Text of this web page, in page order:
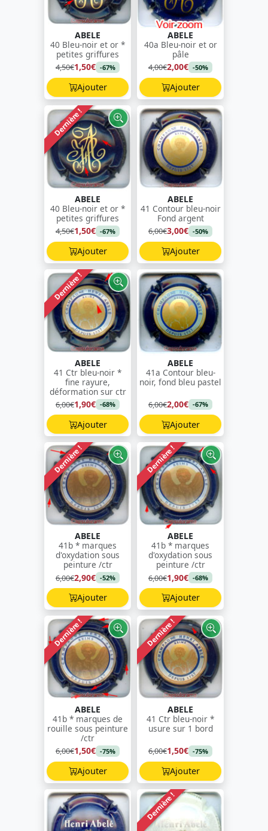
ABELE
40 Bleu-noir et or *
petites griffures
4,50€1,50€ -67%
Ajouter
ABELE
40a Bleu-noir et or
pâle
4,00€2,00€ -50%
Ajouter
Dernière !
ABELE
40 Bleu-noir et or *
petites griffures
4,50€1,50€ -67%
Ajouter
ABELE
41 Contour bleu-noir
Fond argent
6,00€3,00€ -50%
Ajouter
Dernière !
ABELE
41 Ctr bleu-noir *
fine rayure,
déformation sur ctr
6,00€1,90€ -68%
Ajouter
ABELE
41a Contour bleu-
noir, fond bleu pastel
6,00€2,00€ -67%
Ajouter
Dernière !
ABELE
41b * marques
d'oxydation sous
peinture /ctr
6,00€2,90€ -52%
Ajouter
Dernière !
ABELE
41b * marques
d'oxydation sous
peinture /ctr
6,00€1,90€ -68%
Ajouter
Dernière !
ABELE
41b * marques de
rouille sous peinture
/ctr
6,00€1,50€ -75%
Ajouter
Dernière !
ABELE
41 Ctr bleu-noir *
usure sur 1 bord
6,00€1,50€ -75%
Ajouter
Dernière !